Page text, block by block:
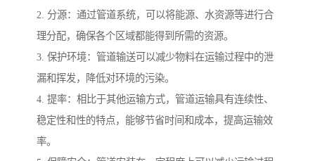
2. 分源：通过管道系统，可以将能源、水资源等进行合
理分配，确保各个区域都能得到所需的资源。
3. 保护环境：管道输送可以减少物料在运输过程中的泄
漏和挥发，降低对环境的污染。
4. 提率：相比于其他运输方式，管道运输具有连续性、
稳定性和性的特点，能够节省时间和成本，提高运输效
率。